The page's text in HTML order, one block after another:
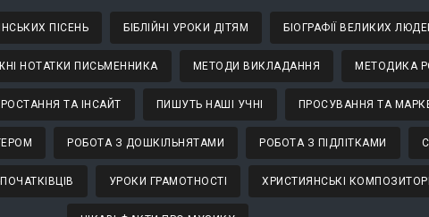
ПІСЕНЬ БІБЛІЙНІ УРОКИ ДІТЯМ БІОГРАФІЇ ВЕЛИКИХ
НОТАТКИ ПИСЬМЕННИКА МЕТОДИ ВИКЛАДАННЯ МЕТОДИКА
ТА ІНСАЙТ ПИШУТЬ НАШІ УЧНІ ПРОСУВАННЯ ТА
РОБОТА З ДОШКІЛЬНЯТАМИ РОБОТА З ПІДЛІТКАМИ
УРОКИ ГРАМОТНОСТІ ХРИСТИЯНСЬКІ